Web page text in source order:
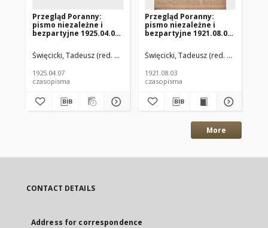
Przegląd Poranny:
pismo niezależne i
bezpartyjne 1925.04.07
Święcicki, Tadeusz (red. nacz.)
Paluch, Stefan (red. odp.)
1925.04.07
czasopisma
Przegląd Poranny:
pismo niezależne i
bezpartyjne 1921.08.03
Święcicki, Tadeusz (red. nacz.)
1921.08.03
czasopisma
More
CONTACT DETAILS
Address for correspondence